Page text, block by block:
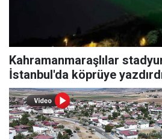
Kahramanmaraşlılar
İstanbul'da köprüye